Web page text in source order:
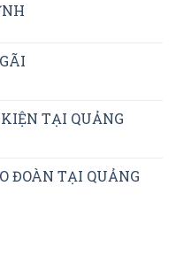
TẠI QUẢNG
ĐOÀN TẠI QUẢNG